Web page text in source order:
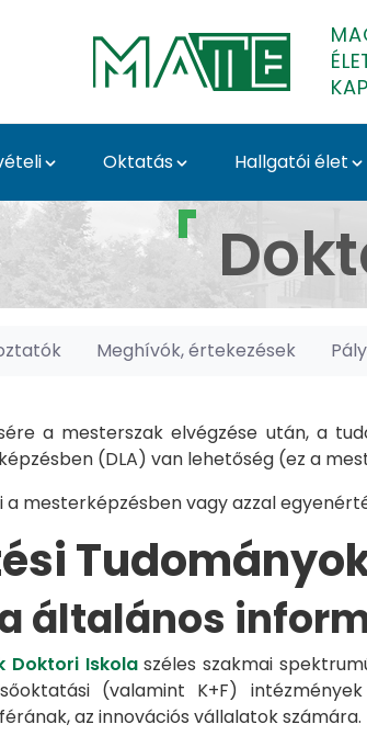
Oktatás Hallgatói élet
- Kaposvári
Meghívók, értekezések
a mesterszak elvégzése után, a
(DLA) van lehetőség (ez a
a mesterképzésben vagy azzal
általános
Doktori Iskolaszéles szakmai
(valamint K+F)
az innovációs vállalatok számára.